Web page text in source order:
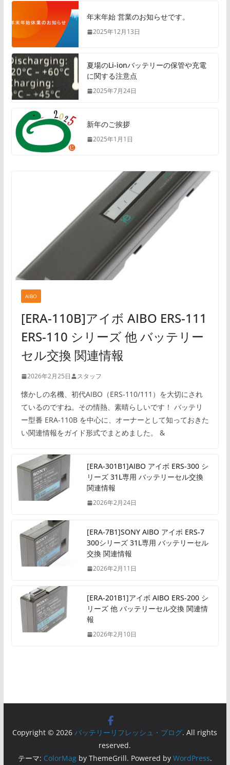
年末年始 営業のお知らせです。
2025年12月13日
夏場のLi-ionバッテリーの保管や充電
に関する注意点
2025年7月24日
新年のご挨拶
2025年1月1日
AIBO
[ERA-110B]アイボ AIBO ERS-111
ERS-110 シリーズ 他 バッテリー
セル交換 関連情報
2026年2月25日 スタッフ
懐かしの名機、初代AIBO（ERS-110/111）を大切にされ
ているのですね。その情熱、素晴らしいです！ バッテリ
ー型番 ERA-110B を中心に、オーナーとして知っておきた
い関連情報をガイド形式でまとめました。 &
[ERA-301B1]AIBO アイボ ERS-300 シ
リーズ 31L専用 バッテリーセル交換
関連情報
2026年2月24日
[ERA-7B1]SONY AIBO アイボ ERS-7
300シリーズ 31L専用 バッテリーセル
交換 関連情報
2026年2月11日
[ERA-201B1]アイボ AIBO ERS-200 シ
リーズ 他 バッテリーセル交換 関連情
報
2026年2月10日
Copyright © 2026バッテリーリフレッシュ・ブログ. All rights
reserved.
テーマ: ColorMagby ThemeGrill. Powered by WordPress.